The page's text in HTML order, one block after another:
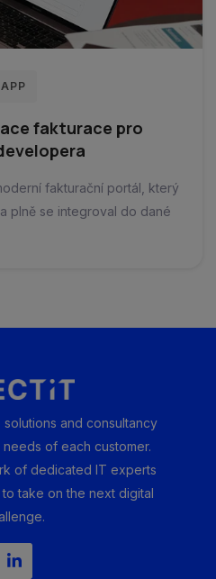
fakturace pro
fakturační portál, který
plně se integroval do dané
and consultancy
of each customer.
of dedicated IT experts
take on the next digital